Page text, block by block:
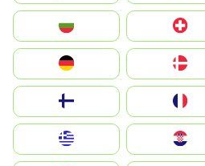
Switzerland
Deutschland
United Kingdom
Magyarország